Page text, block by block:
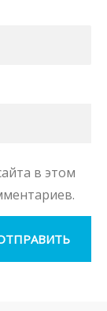
в этом